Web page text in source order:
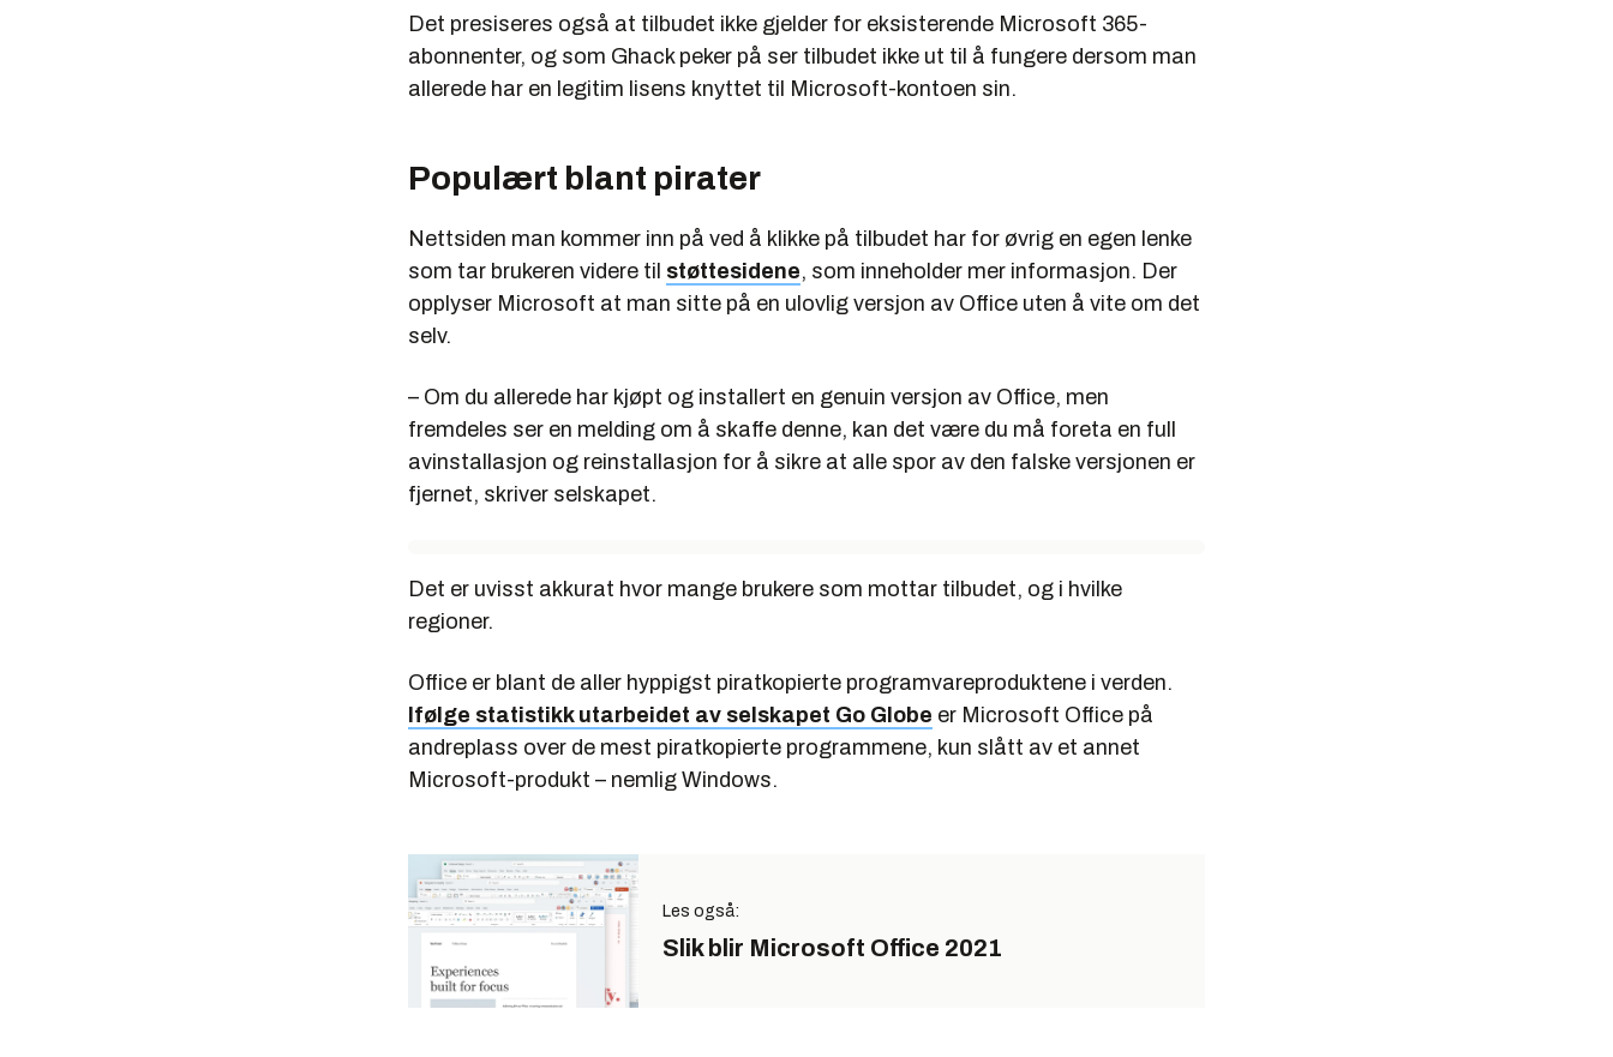
Det presiseres også at tilbudet ikke gjelder for eksisterende Microsoft 365-
abonnenter, og som Ghack peker på ser tilbudet ikke ut til å fungere dersom man
allerede har en legitim lisens knyttet til Microsoft-kontoen sin.
Populært blant pirater
Nettsiden man kommer inn på ved å klikke på tilbudet har for øvrig en egen lenke
som tar brukeren videre til støttesidene, som inneholder mer informasjon. Der
opplyser Microsoft at man sitte på en ulovlig versjon av Office uten å vite om det
selv.
– Om du allerede har kjøpt og installert en genuin versjon av Office, men
fremdeles ser en melding om å skaffe denne, kan det være du må foreta en full
avinstallasjon og reinstallasjon for å sikre at alle spor av den falske versjonen er
fjernet, skriver selskapet.
Det er uvisst akkurat hvor mange brukere som mottar tilbudet, og i hvilke
regioner.
Office er blant de aller hyppigst piratkopierte programvareproduktene i verden.
Ifølge statistikk utarbeidet av selskapet Go Globe er Microsoft Office på
andreplass over de mest piratkopierte programmene, kun slått av et annet
Microsoft-produkt – nemlig Windows.
Les også:
Slik blir Microsoft Office 2021